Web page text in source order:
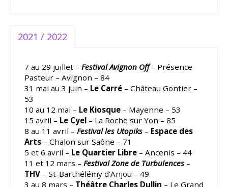
2021 / 2022
7 au 29 juillet – Festival Avignon Off– Présence
Pasteur – Avignon – 84
31 mai au 3 juin – Le Carré – Château Gontier –
53
10 au 12 mai – Le Kiosque – Mayenne – 53
15 avril – Le Cyel – La Roche sur Yon – 85
8 au 11 avril – Festival les Utopiks – Espace des
Arts – Chalon sur Saône – 71
5 et 6 avril – Le Quartier Libre – Ancenis – 44
11 et 12 mars – Festival Zone de Turbulences –
THV – St-Barthélémy d’Anjou – 49
3 au 8 mars – Théâtre Charles Dullin – Le Grand